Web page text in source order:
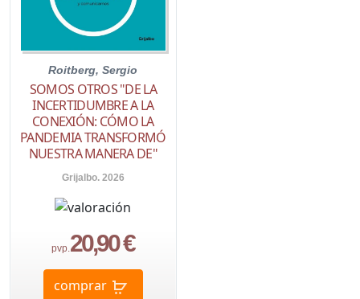
Roitberg, Sergio
SOMOS OTROS "DE LA
INCERTIDUMBRE A LA
CONEXIÓN: CÓMO LA
PANDEMIA TRANSFORMÓ
NUESTRA MANERA DE"
Grijalbo. 2026
pvp. 20,90 €
comprar